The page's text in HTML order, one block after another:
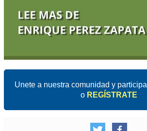
Unete a nuestra comunidad y participa
o REGÍSTRATE